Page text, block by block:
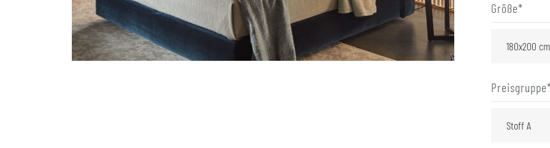
Größe*
Preisgruppe